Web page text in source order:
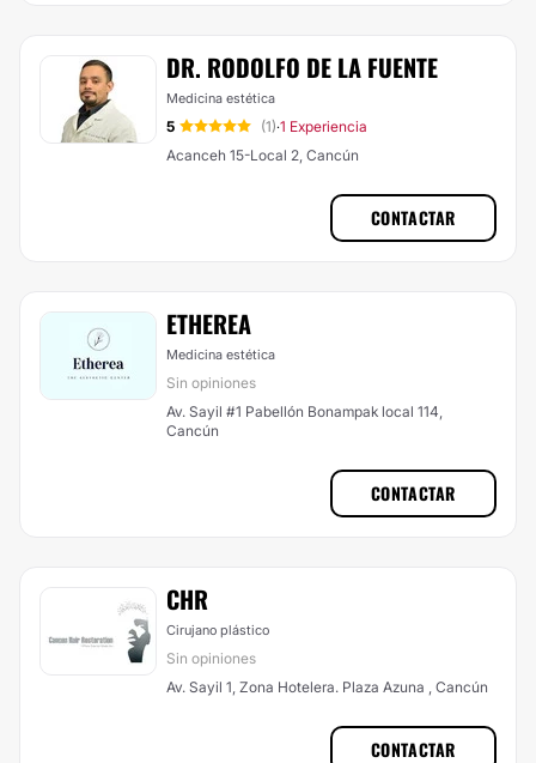
DR. RODOLFO DE LA FUENTE
Medicina estética
5 (1)·1 Experiencia
Acanceh 15-Local 2, Cancún
CONTACTAR
ETHEREA
Medicina estética
Sin opiniones
Av. Sayil #1 Pabellón Bonampak local 114,
Cancún
CONTACTAR
CHR
Cirujano plástico
Sin opiniones
Av. Sayil 1, Zona Hotelera. Plaza Azuna , Cancún
CONTACTAR